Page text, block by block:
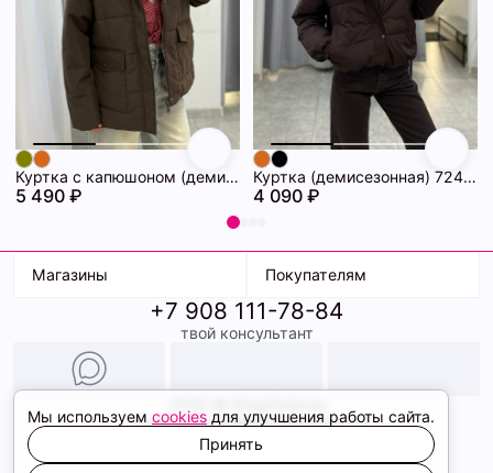
Куртка с капюшоном (демисезонная) 72462086\1013
5 490 ₽
Куртка (демисезонная) 72462069\1013
4 090 ₽
Магазины
ТК Терминал
ТРК Континент
Покупателям
Доставка
Условия оплаты
Образы
+7 908 111-78-84
твой консультант
Политика конфиденциальности
Соглашение cookie
Сайт создали
Мы используем cookies для улучшения работы сайта.
Принять